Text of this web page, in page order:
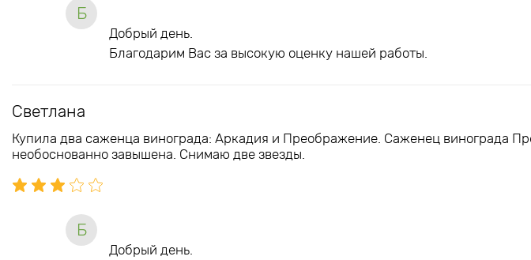
Б
Добрый день.
Благодарим Вас за высокую оценку нашей работы.
Светлана
Купила два саженца винограда: Аркадия и Преображение. Саженец винограда
необоснованно завышена. Снимаю две звезды.
Б
Добрый день.